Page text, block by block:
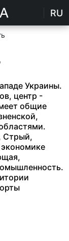
RU
Украины.
центр -
общие
Стрый,